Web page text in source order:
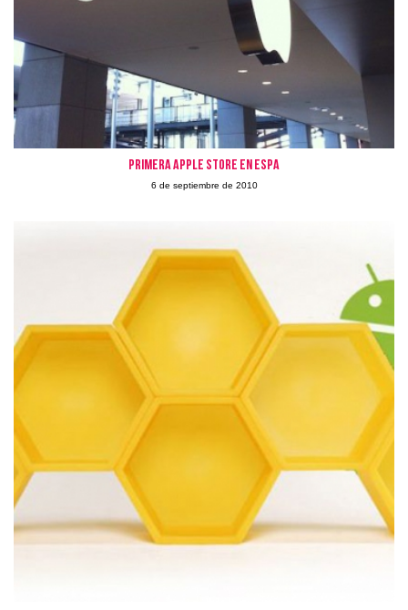
Primera Apple Store en Espa
6 de septiembre de 2010